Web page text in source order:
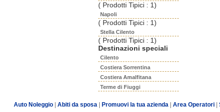
( Prodotti Tipici : 1)
Napoli
( Prodotti Tipici : 1)
Stella Cilento
( Prodotti Tipici : 1)
Destinazioni speciali
Cilento
Costiera Sorrentina
Costiera Amalfitana
Terme di Fiuggi
Auto Noleggio Abiti da sposa Promuovi la tua azienda Area Operatori